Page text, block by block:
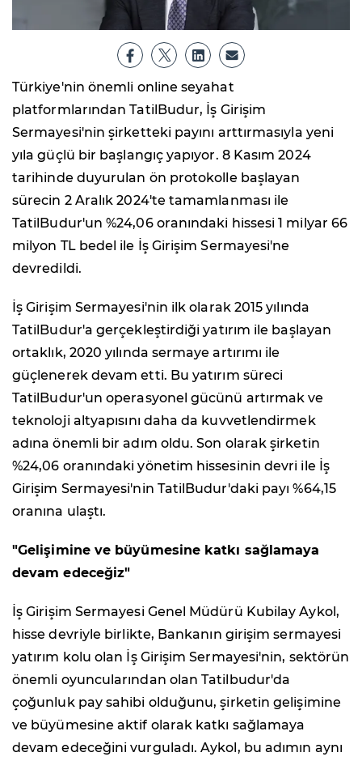
Türkiye'nin önemli online seyahat
platformlarından TatilBudur, İş Girişim
Sermayesi'nin şirketteki payını arttırmasıyla yeni
yıla güçlü bir başlangıç yapıyor. 8 Kasım 2024
tarihinde duyurulan ön protokolle başlayan
sürecin 2 Aralık 2024'te tamamlanması ile
TatilBudur'un %24,06 oranındaki hissesi 1 milyar 66
milyon TL bedel ile İş Girişim Sermayesi'ne
devredildi.
İş Girişim Sermayesi'nin ilk olarak 2015 yılında
TatilBudur'a gerçekleştirdiği yatırım ile başlayan
ortaklık, 2020 yılında sermaye artırımı ile
güçlenerek devam etti. Bu yatırım süreci
TatilBudur'un operasyonel gücünü artırmak ve
teknoloji altyapısını daha da kuvvetlendirmek
adına önemli bir adım oldu. Son olarak şirketin
%24,06 oranındaki yönetim hissesinin devri ile İş
Girişim Sermayesi'nin TatilBudur'daki payı %64,15
oranına ulaştı.
"Gelişimine ve büyümesine katkı sağlamaya
devam edeceğiz"
İş Girişim Sermayesi Genel Müdürü Kubilay Aykol,
hisse devriyle birlikte, Bankanın girişim sermayesi
yatırım kolu olan İş Girişim Sermayesi'nin, sektörün
önemli oyuncularından olan Tatilbudur'da
çoğunluk pay sahibi olduğunu, şirketin gelişimine
ve büyümesine aktif olarak katkı sağlamaya
devam edeceğini vurguladı. Aykol, bu adımın aynı